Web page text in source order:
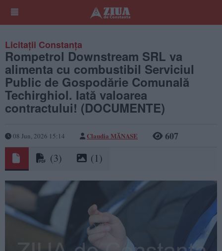
Licitații Constanța
Rompetrol Downstream SRL va
alimenta cu combustibil Serviciul
Public de Gospodărie Comunală
Techirghiol. Iată valoarea
contractului! (DOCUMENTE)
08 Jun, 2026 15:14 Claudia MĂNASE 607
(3) (1)